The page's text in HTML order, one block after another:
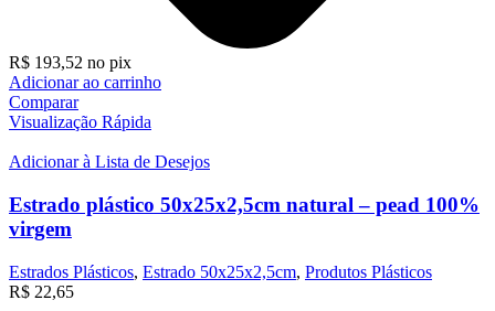
R$ 193,52 no pix
Adicionar ao carrinho
Comparar
Visualização Rápida
Adicionar à Lista de Desejos
Estrado plástico 50x25x2,5cm natural – pead 100%
virgem
Estrados Plásticos, Estrado 50x25x2,5cm, Produtos Plásticos
R$ 22,65